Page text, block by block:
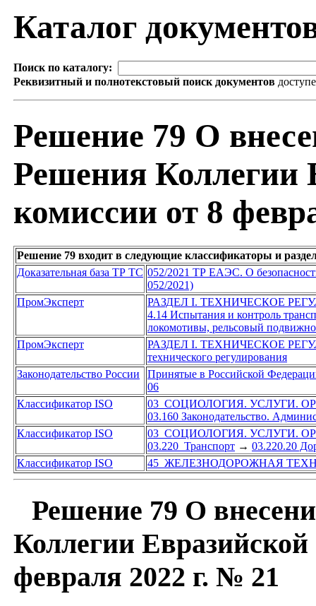
Каталог
Поиск по каталогу:
Реквизитный и полнотекстовый поиск документов
Решение 79 О
Решения Коллегии
комиссии от 8
Решение 79 входит в следующие классификаторы и
Доказательная база ТР ТС 052/2021 ТР ЕАЭС. О
052/2021)
ПромЭксперт
РАЗДЕЛ I. ТЕХНИЧЕСКОЕ
4.14 Испытания и контроль
локомотивы, рельсовый
ПромЭксперт
РАЗДЕЛ I. ТЕХНИЧЕСКОЕ
технического регулирования
Законодательство России
Принятые в Российской
06
Классификатор ISO
03 СОЦИОЛОГИЯ. УСЛУГИ.
03.160 Законодательство.
Классификатор ISO
03 СОЦИОЛОГИЯ. УСЛУГИ.
03.220 Транспорт → 03.220.20
Классификатор ISO
45 ЖЕЛЕЗНОДОРОЖНАЯ
Решение 79 О
Коллегии
февраля 2022 г. № 21